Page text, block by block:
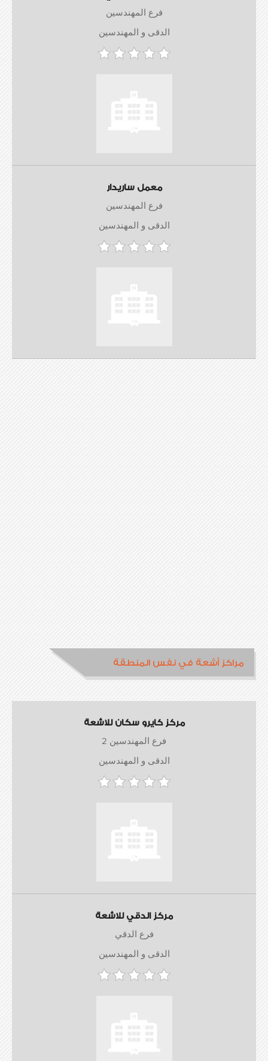
فرع المهندسين
الدقى و المهندسين
معمل ساريدار
فرع المهندسين
الدقى و المهندسين
مراكز أشعة في نفس المنطقة
مركز كايرو سكان للاشعة
فرع المهندسين 2
الدقى و المهندسين
مركز الدقي للاشعة
فرع الدقي
الدقى و المهندسين